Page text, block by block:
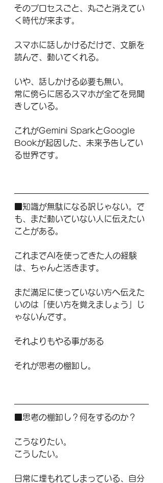
そのプロセスごと、丸ごと消えてい
く時代が来ます。
スマホに話しかけるだけで、文脈を
読んで、動いてくれる。
いや、話しかける必要も無い。
常に傍らに居るスマホが全てを見聞
きしている。
これがGemini SparkとGoogle
Bookが起因した、未来予告してい
る世界です。
■知識が無駄になる訳じゃない。で
も、まだ動いていない人に伝えたい
ことがある。
これまでAIを使ってきた人の経験
は、ちゃんと活きます。
まだ満足に使っていない方へ伝えた
いのは「使い方を覚えましょう」じ
ゃないんです。
それよりもやる事がある
それが思考の棚卸し。
■思考の棚卸し？何をするのか？
こうなりたい。
こうしたい。
日常に埋もれてしまっている、自分